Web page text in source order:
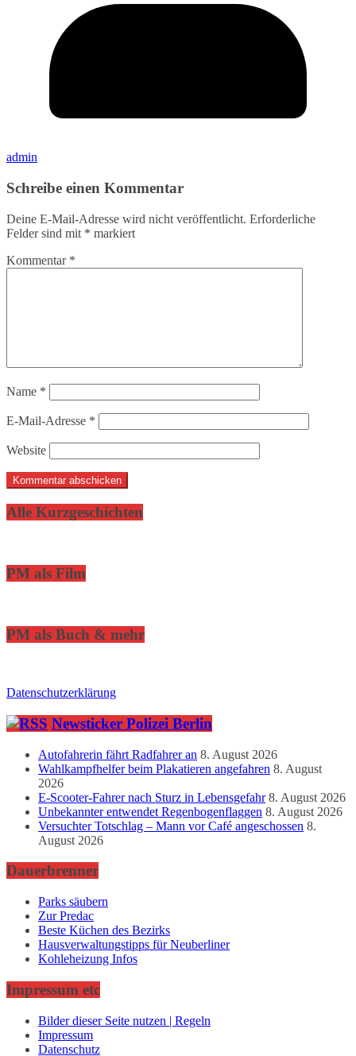
admin
Schreibe einen Kommentar
Deine E-Mail-Adresse wird nicht veröffentlicht. Erforderliche
Felder sind mit * markiert
Kommentar *
Name *
E-Mail-Adresse *
Website
Alle Kurzgeschichten
PM als Film
PM als Buch & mehr
Datenschutzerklärung
Newsticker Polizei Berlin
Autofahrerin fährt Radfahrer an 8. August 2026
Wahlkampfhelfer beim Plakatieren angefahren 8. August
2026
E-Scooter-Fahrer nach Sturz in Lebensgefahr 8. August 2026
Unbekannter entwendet Regenbogenflaggen 8. August 2026
Versuchter Totschlag – Mann vor Café angeschossen 8.
August 2026
Dauerbrenner
Parks säubern
Zur Predac
Beste Küchen des Bezirks
Hausverwaltungstipps für Neuberliner
Kohleheizung Infos
Impressum etc
Bilder dieser Seite nutzen | Regeln
Impressum
Datenschutz